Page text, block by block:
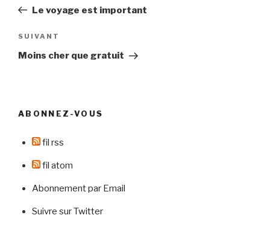
l’article
précédent
Le voyage est important
Article
suivant
SUIVANT
Moins cher que gratuit
ABONNEZ-VOUS
fil rss
fil atom
Abonnement par Email
Suivre sur Twitter